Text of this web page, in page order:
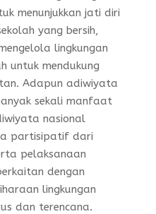
menunjukkan jati diri
yang bersih,
lingkungan
untuk mendukung
Adapun adiwiyata
sekali manfaat
nasional
partisipatif dari
pelaksanaan
dengan
lingkungan
dan terencana.